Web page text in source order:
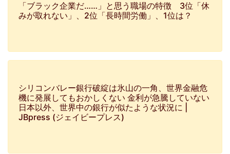
「ブラック企業だ……」と思う職場の特徴 3位「休
みが取れない」、2位「長時間労働」、1位は？
シリコンバレー銀行破綻は氷山の一角、世界金融危
機に発展してもおかしくない 金利が急騰していない
日本以外、世界中の銀行が似たような状況に |
JBpress (ジェイビープレス)